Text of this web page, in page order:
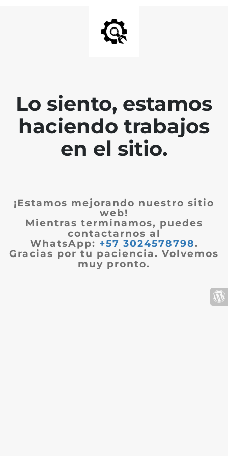
Lo siento, estamos
haciendo trabajos
en el sitio.
¡Estamos mejorando nuestro sitio
web!
Mientras terminamos, puedes
contactarnos al
WhatsApp: +57 3024578798.
Gracias por tu paciencia. Volvemos
muy pronto.